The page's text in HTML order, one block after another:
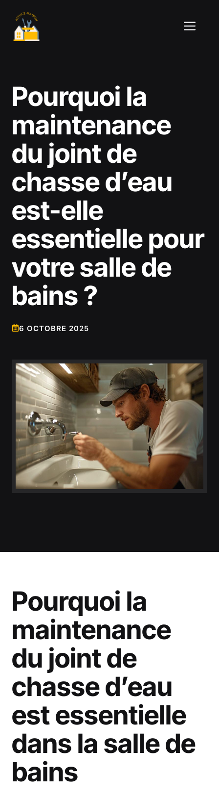
contenu
Pourquoi la
maintenance
du joint de
chasse d’eau
est-elle
essentielle pour
votre salle de
bains ?
6 OCTOBRE 2025
Pourquoi la
maintenance
du joint de
chasse d’eau
est essentielle
dans la salle de
bains